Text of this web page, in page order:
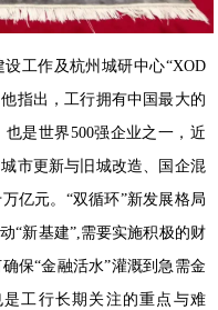
工作及杭州城研中心“XOD
指出，工行拥有中国最大的
是世界500强企业之一，近
市更新与旧城改造、国企混
亿元。“双循环”新发展格局
“新基建”,需要实施积极的财
保“金融活水”灌溉到急需金
工行长期关注的重点与难